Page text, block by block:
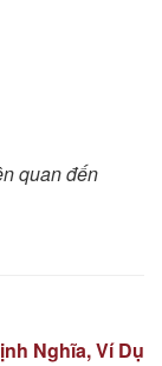
quan đến
Nghĩa, Ví Dụ